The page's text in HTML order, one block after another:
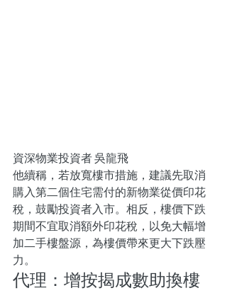
資深物業投資者 吳龍飛
他續稱，若放寬樓市措施，建議先取消
購入第二個住宅需付的新物業從價印花
稅，鼓勵投資者入市。相反，樓價下跌
期間不宜取消額外印花稅，以免大幅增
加二手樓盤源，為樓價帶來更大下跌壓
力。
代理：增按揭成數助換樓